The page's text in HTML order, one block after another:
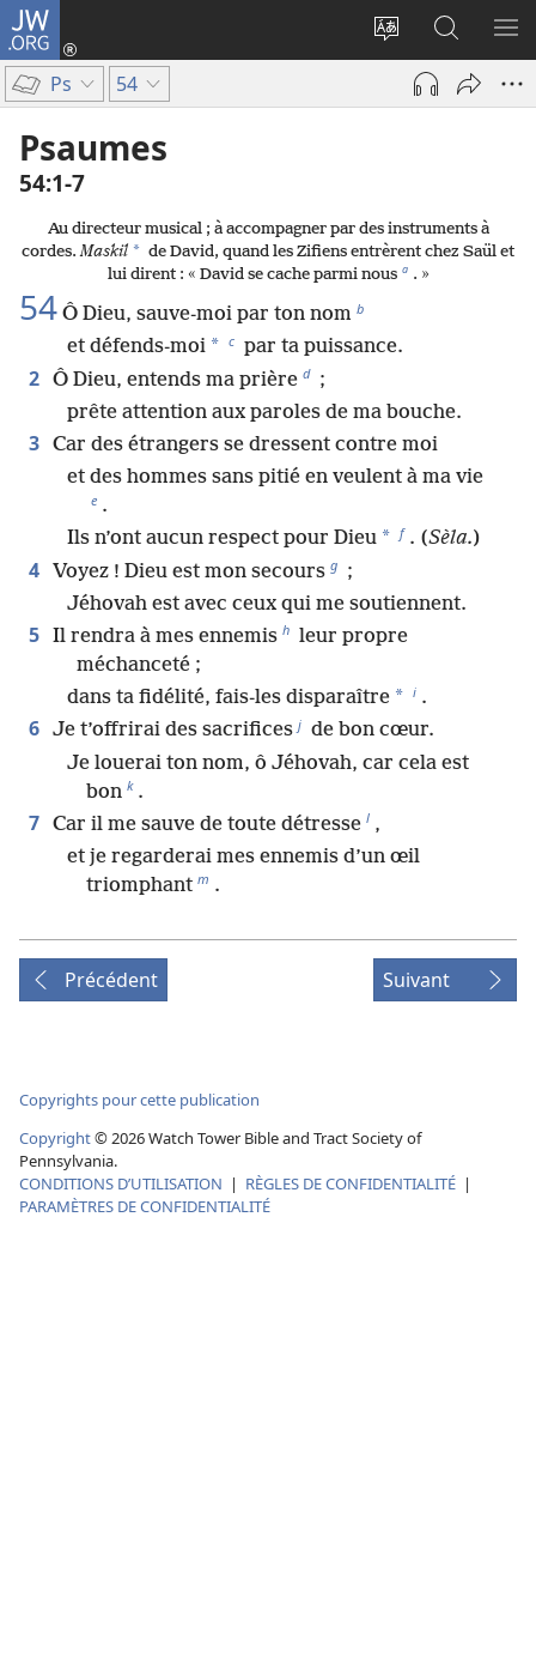
JW.ORG
Changer
langue
Se
connecter
sur
JW.ORG
Ps 54
Psaumes
54​:​1-7
Au directeur musical ; à accompagner par des instruments à
cordes.Maskil * de David, quand les Zifiens entrèrent chez Saül et
lui dirent : « David se cache parmi nous a . »
54 Ô Dieu, sauve-moi par ton nom b
et défends-moi * c par ta puissance.
2 Ô Dieu, entends ma prière d ;
prête attention aux paroles de ma bouche.
3 Car des étrangers se dressent contre moi
et des hommes sans pitié en veulent à ma vie
e .
Ils n’ont aucun respect pour Dieu * f . (Sèla.)
4 Voyez ! Dieu est mon secours g ;
Jéhovah est avec ceux qui me soutiennent.
5 Il rendra à mes ennemis h leur propre
méchanceté ;
dans ta fidélité, fais-les disparaître * i .
6 Je t’offrirai des sacrifices j de bon cœur.
Je louerai ton nom, ô Jéhovah, car cela est
bon k .
7 Car il me sauve de toute détresse l ,
et je regarderai mes ennemis d’un œil
triomphant m .
Précédent Suivant
Copyrights pour cette publication
Copyright©2026Watch Tower Bible and Tract Society of
Pennsylvania.
CONDITIONS D’UTILISATION | RÈGLES DE CONFIDENTIALITÉ |
PARAMÈTRES DE CONFIDENTIALITÉ